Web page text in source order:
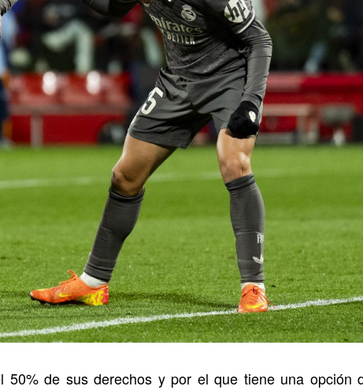
de sus derechos y por el que tiene una opción